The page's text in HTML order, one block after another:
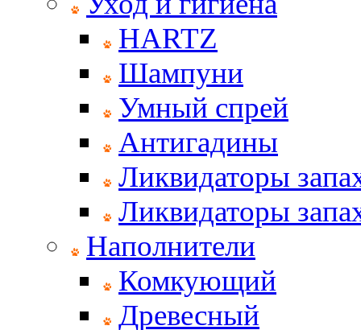
HARTZ
Шампуни
Умный спрей
Антигадины
Ликвидаторы
Ликвидаторы
Наполнители
Комкующий
Древесный